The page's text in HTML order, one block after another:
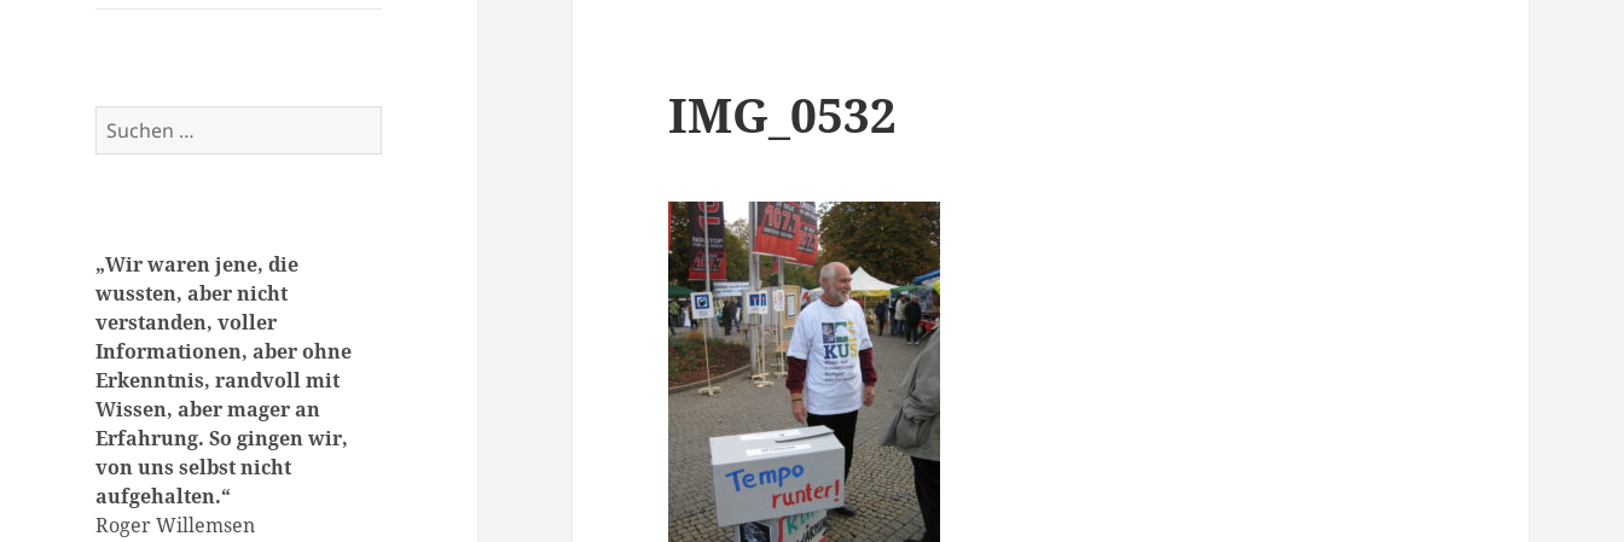
Suchen
nach:
„Wir waren jene, die
wussten, aber nicht
verstanden, voller
Informationen, aber ohne
Erkenntnis, randvoll mit
Wissen, aber mager an
Erfahrung. So gingen wir,
von uns selbst nicht
aufgehalten.“
Roger Willemsen
IMG_0532